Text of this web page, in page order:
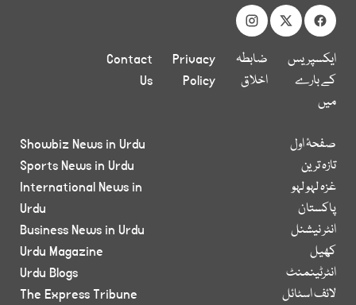
ایکسپریس
کے بارے
میں
ضابطہ
اخلاق
Privacy
Policy
Contact
Us
صفحۂ اول
تازہ ترین
غزہ لہو لہو
پاکستان
انٹر نیشنل
کھیل
انٹرٹینمنٹ
لائف اسٹائل
Showbiz News in Urdu
Sports News in Urdu
International News in
Urdu
Business News in Urdu
Urdu Magazine
Urdu Blogs
The Express Tribune